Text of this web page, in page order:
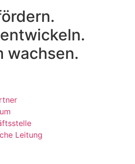
wachsen.
Leitung